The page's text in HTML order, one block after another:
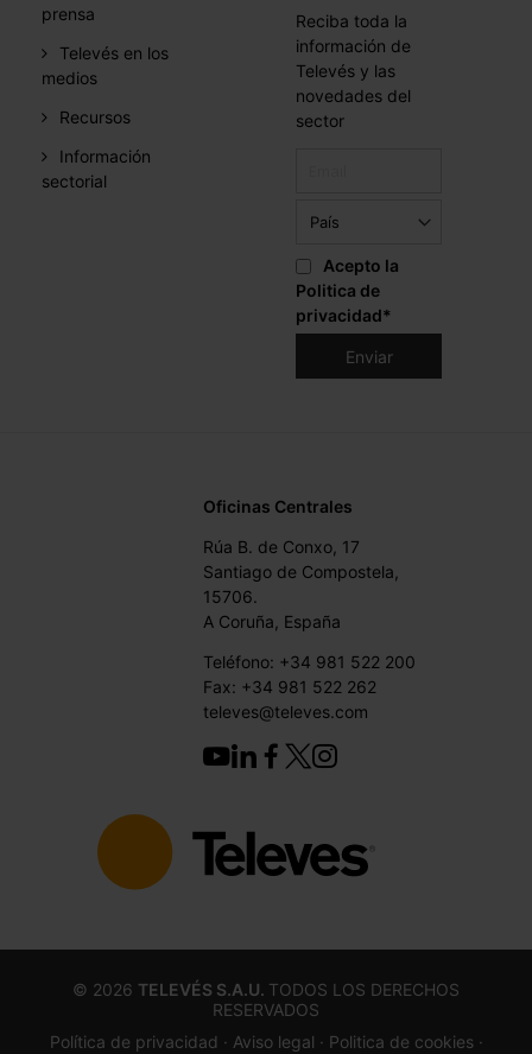
prensa
Televés en los
medios
Recursos
Información
sectorial
Reciba toda la
información de
Televés y las
novedades del
sector
Acepto la
Politica de
privacidad*
Oficinas Centrales
Rúa B. de Conxo, 17
Santiago de Compostela,
15706.
A Coruña, España
Teléfono: +34 981 522 200
Fax: +34 981 522 262
televes@televes.com
© 2026 TELEVÉS S.A.U. TODOS LOS DERECHOS
RESERVADOS
Política de privacidad · Aviso legal · Politica de cookies ·